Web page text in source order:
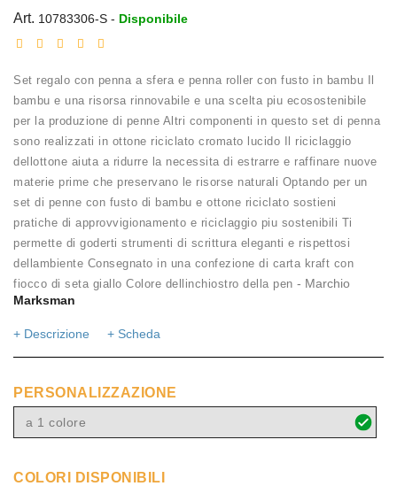
Art. 10783306-S - Disponibile
Set regalo con penna a sfera e penna roller con fusto in bambu Il
bambu e una risorsa rinnovabile e una scelta piu ecosostenibile
per la produzione di penne Altri componenti in questo set di penna
sono realizzati in ottone riciclato cromato lucido Il riciclaggio
dellottone aiuta a ridurre la necessita di estrarre e raffinare nuove
materie prime che preservano le risorse naturali Optando per un
set di penne con fusto di bambu e ottone riciclato sostieni
pratiche di approvvigionamento e riciclaggio piu sostenibili Ti
permette di goderti strumenti di scrittura eleganti e rispettosi
dellambiente Consegnato in una confezione di carta kraft con
fiocco di seta giallo Colore dellinchiostro della pen - Marchio
Marksman
+ Descrizione + Scheda
PERSONALIZZAZIONE
a 1 colore
COLORI DISPONIBILI